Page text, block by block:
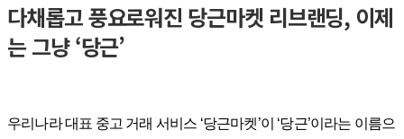
다채롭고 풍요로워진 당근마켓 리브랜딩, 이제
는 그냥 ‘당근’
우리나라 대표 중고 거래 서비스 ‘당근마켓’이 ‘당근’이라는 이름으